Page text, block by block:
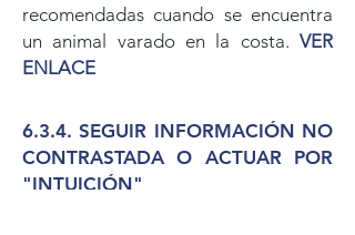
recomendadas cuando se encuentra
un animal varado en la costa. VER
ENLACE
6.3.4. SEGUIR INFORMACIÓN NO
CONTRASTADA O ACTUAR POR
"INTUICIÓN"